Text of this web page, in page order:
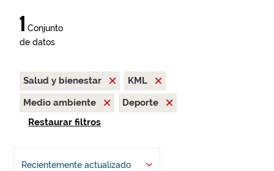
1 Conjunto
de datos
Salud y bienestar
KML
Medio ambiente
Deporte
Restaurar filtros
Recientemente actualizado